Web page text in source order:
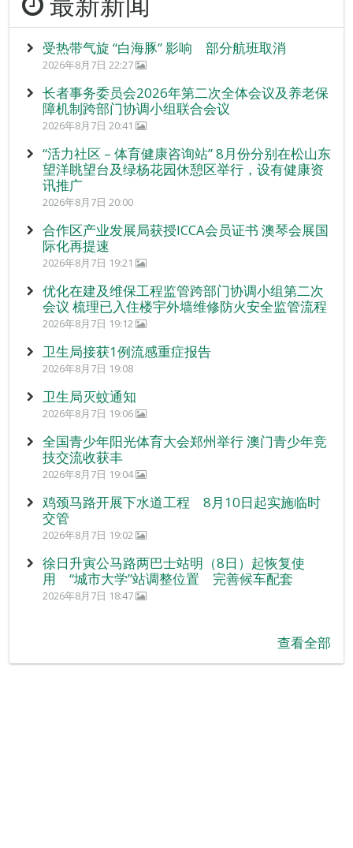
受热带气旋 “白海豚” 影响 部分航班取消
2026年8月7日 22:27
长者事务委员会2026年第二次全体会议及养老保
障机制跨部门协调小组联合会议
2026年8月7日 20:41
“活力社区 – 体育健康咨询站” 8月份分别在松山东
望洋眺望台及绿杨花园休憩区举行，设有健康资
讯推广
2026年8月7日 20:00
合作区产业发展局获授ICCA会员证书 澳琴会展国
际化再提速
2026年8月7日 19:21
优化在建及维保工程监管跨部门协调小组第二次
会议 梳理已入住楼宇外墙维修防火安全监管流程
2026年8月7日 19:12
卫生局接获1例流感重症报告
2026年8月7日 19:08
卫生局灭蚊通知
2026年8月7日 19:06
全国青少年阳光体育大会郑州举行 澳门青少年竞
技交流收获丰
2026年8月7日 19:04
鸡颈马路开展下水道工程 8月10日起实施临时
交管
2026年8月7日 19:02
徐日升寅公马路两巴士站明（8日）起恢复使
用 “城市大学”站调整位置 完善候车配套
2026年8月7日 18:47
查看全部